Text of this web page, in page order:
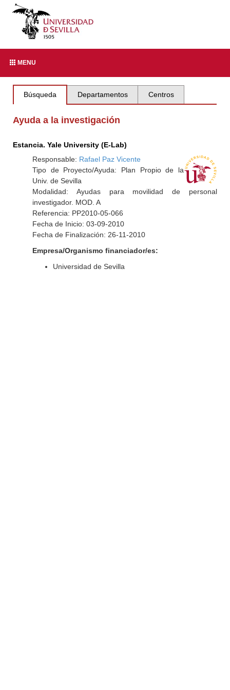
MENU
Búsqueda Departamentos Centros
Ayuda a la investigación
Estancia. Yale University (E-Lab)
Responsable: Rafael Paz Vicente
Tipo de Proyecto/Ayuda: Plan Propio de la
Univ. de Sevilla
Modalidad: Ayudas para movilidad de personal
investigador. MOD. A
Referencia: PP2010-05-066
Fecha de Inicio: 03-09-2010
Fecha de Finalización: 26-11-2010
Empresa/Organismo financiador/es:
Universidad de Sevilla